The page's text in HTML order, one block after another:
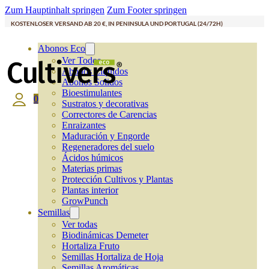
Zum Hauptinhalt springen Zum Footer springen
KOSTENLOSER VERSAND AB 20 €, IN PENINSULA UND PORTUGAL (24/72H)
Abonos Eco
Ver Todos
Abonos Líquidos
Abonos Solidos
Bioestimulantes
Sustratos y decorativas
Correctores de Carencias
Enraizantes
Maduración y Engorde
Regeneradores del suelo
Ácidos húmicos
Materias primas
Protección Cultivos y Plantas
Plantas interior
GrowPunch
Semillas
Ver todas
Biodinámicas Demeter
Hortaliza Fruto
Semillas Hortaliza de Hoja
0